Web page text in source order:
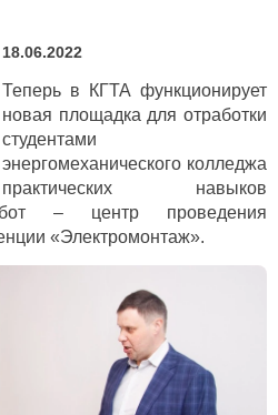
18.06.2022
Теперь в КГТА функционирует
новая площадка для отработки
студентами
энергомеханического колледжа
практических навыков
– центр проведения
«Электромонтаж».